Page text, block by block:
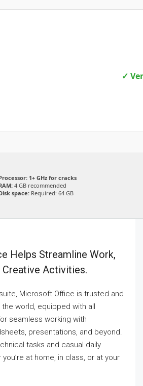
✓
1+ GHz for cracks
4 GB recommended
space: Required: 64 GB
Helps Streamline Work,
Creative Activities.
Microsoft Office is trusted and
world, equipped with all
seamless working with
presentations, and beyond.
tasks and casual daily
at home, in class, or at your